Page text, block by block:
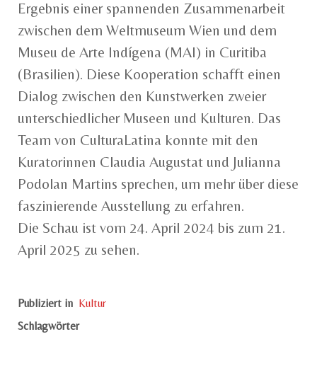
Ergebnis einer spannenden Zusammenarbeit
zwischen dem Weltmuseum Wien und dem
Museu de Arte Indígena (MAI) in Curitiba
(Brasilien). Diese Kooperation schafft einen
Dialog zwischen den Kunstwerken zweier
unterschiedlicher Museen und Kulturen. Das
Team von CulturaLatina konnte mit den
Kuratorinnen Claudia Augustat und Julianna
Podolan Martins sprechen, um mehr über diese
faszinierende Ausstellung zu erfahren.
Die Schau ist vom 24. April 2024 bis zum 21.
April 2025 zu sehen.
Publiziert in Kultur
Schlagwörter